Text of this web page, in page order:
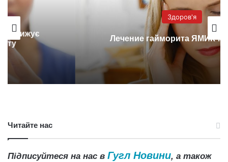
Лечение гайморита ЯМИК-методом
Читайте нас
Підписуйтеся на нас в Гугл Новини, а також